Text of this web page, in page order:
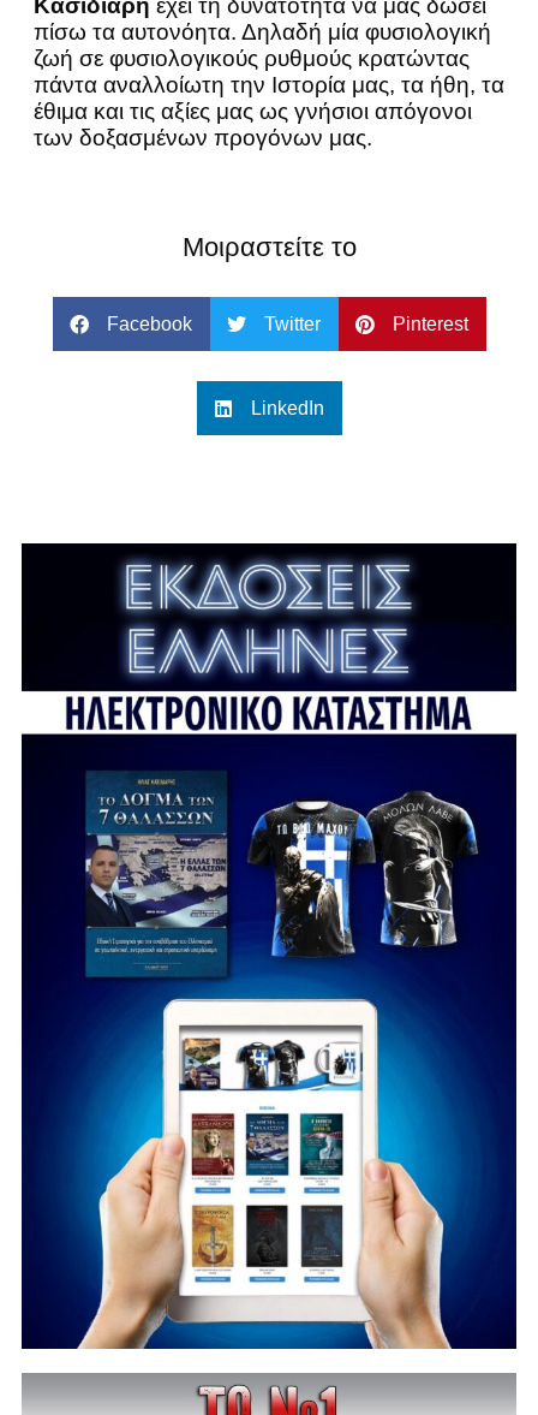
Κασιδιάρη έχει τη δυνατότητα να μας δώσει
πίσω τα αυτονόητα. Δηλαδή μία φυσιολογική
ζωή σε φυσιολογικούς ρυθμούς κρατώντας
πάντα αναλλοίωτη την Ιστορία μας, τα ήθη, τα
έθιμα και τις αξίες μας ως γνήσιοι απόγονοι
των δοξασμένων προγόνων μας.
Μοιραστείτε το
Facebook Twitter Pinterest
LinkedIn